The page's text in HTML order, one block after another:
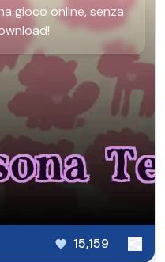
gioco online, senza
15,159